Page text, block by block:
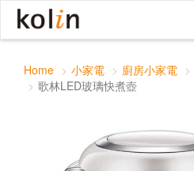
歌林LED玻璃快煮壺
Home 小家電 廚房小家電
歌林LED玻璃快煮壺